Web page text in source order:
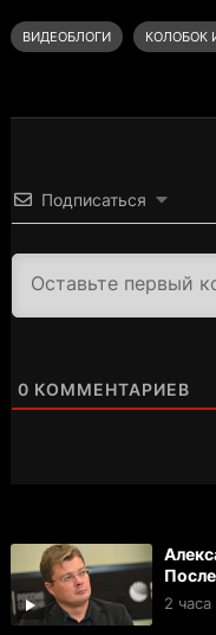
ВИДЕОБЛОГИ КОЛОБОК
Подписаться
0 КОММЕНТАРИЕВ
2 часа